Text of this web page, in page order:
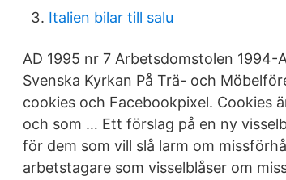
Italien bilar till salu
AD 1995 nr 7 Arbetsdomstolen
Svenska Kyrkan På Trä- och
cookies och Facebookpixel. Cookies
och som … Ett förslag på en ny
för dem som vill slå larm om
arbetstagare som visselblåser om